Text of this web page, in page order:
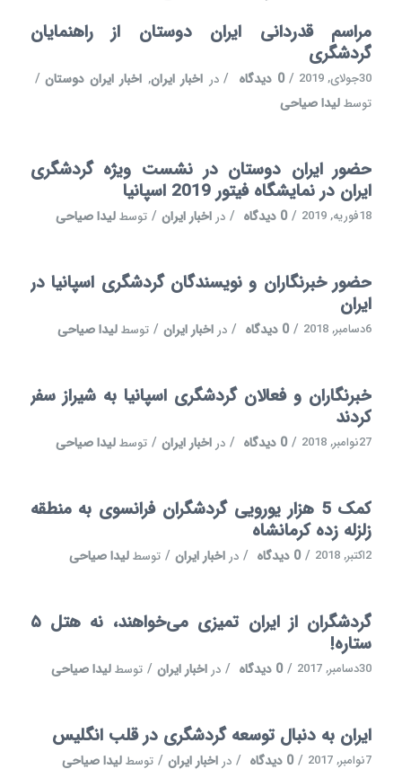
مراسم قدردانی ایران دوستان از راهنمایان
گردشگری
30جولای, 2019 / 0 دیدگاه / در اخبار ایران, اخبار ایران دوستان /
توسطلیدا صیاحی
حضور ایران دوستان در نشست ویژه گردشگری
ایران در نمایشگاه فیتور 2019 اسپانیا
18فوریه, 2019 / 0 دیدگاه / در اخبار ایران / توسطلیدا صیاحی
حضور خبرنگاران و نویسندگان گردشگری اسپانیا در
ایران
6دسامبر, 2018 / 0 دیدگاه / در اخبار ایران / توسطلیدا صیاحی
خبرنگاران و فعالان گردشگری اسپانیا به شیراز سفر
کردند
27نوامبر, 2018 / 0 دیدگاه / در اخبار ایران / توسطلیدا صیاحی
کمک 5 هزار یورویی گردشگران فرانسوی به منطقه
زلزله زده کرمانشاه
2اکتبر, 2018 / 0 دیدگاه / در اخبار ایران / توسطلیدا صیاحی
گردشگران از ایران تمیزی می‌خواهند، نه هتل ۵
ستاره!
30دسامبر, 2017 / 0 دیدگاه / در اخبار ایران / توسطلیدا صیاحی
ایران به دنبال توسعه گردشگری در قلب انگلیس
7نوامبر, 2017 / 0 دیدگاه / در اخبار ایران / توسطلیدا صیاحی